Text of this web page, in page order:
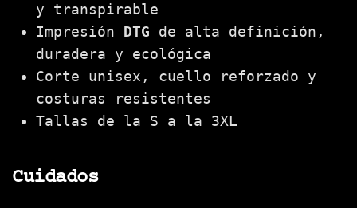
y transpirable
Impresión DTG de alta definición,
duradera y ecológica
Corte unisex, cuello reforzado y
costuras resistentes
Tallas de la S a la 3XL
Cuidados